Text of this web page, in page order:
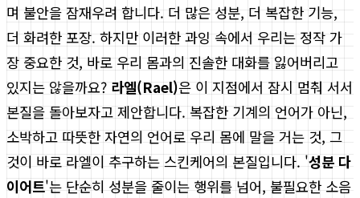
며 불안을 잠재우려 합니다. 더 많은 성분, 더 복잡한 기능,
더 화려한 포장. 하지만 이러한 과잉 속에서 우리는 정작 가
장 중요한 것, 바로 우리 몸과의 진솔한 대화를 잃어버리고
있지는 않을까요? 라엘(Rael)은 이 지점에서 잠시 멈춰 서서
본질을 돌아보자고 제안합니다. 복잡한 기계의 언어가 아닌,
소박하고 따뜻한 자연의 언어로 우리 몸에 말을 거는 것, 그
것이 바로 라엘이 추구하는 스킨케어의 본질입니다. '성분 다
이어트'는 단순히 성분을 줄이는 행위를 넘어, 불필요한 소음